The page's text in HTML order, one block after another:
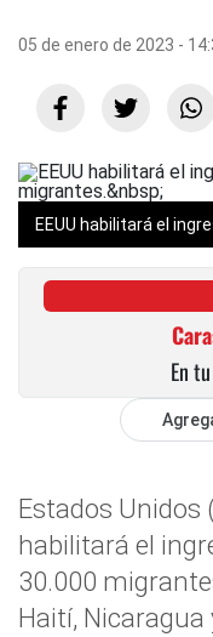
05 de enero de 2023 -
EEUU habilitará el
En
Estados Unidos
habilitará el
30.000
Haití, Nicaragua